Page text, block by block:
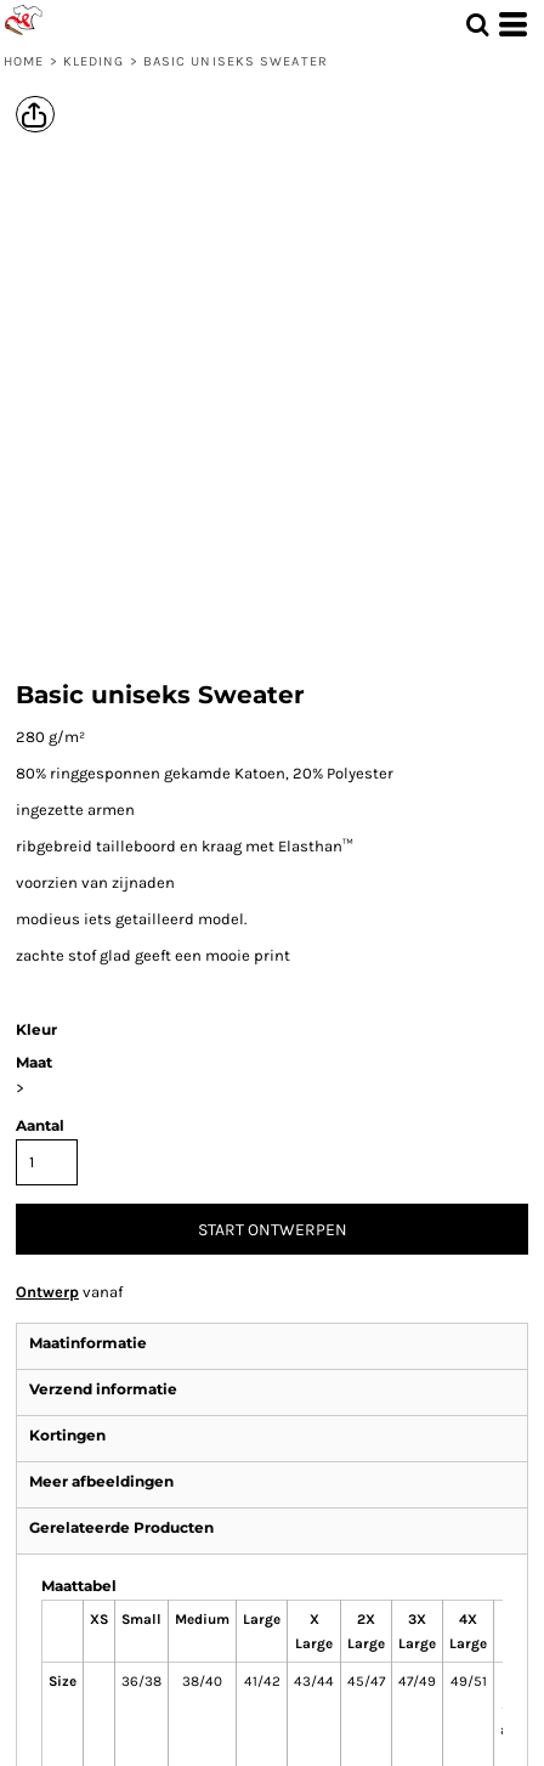
HOME > KLEDING > BASIC UNISEKS SWEATER
Basic uniseks Sweater
280 g/m²
80% ringgesponnen gekamde Katoen, 20% Polyester
ingezette armen
ribgebreid tailleboord en kraag met Elasthan™
voorzien van zijnaden
modieus iets getailleerd model.
zachte stof glad geeft een mooie print
Kleur
Maat
>
Aantal
START ONTWERPEN
Ontwerp vanaf
Maatinformatie
Verzend informatie
Kortingen
Meer afbeeldingen
Gerelateerde Producten
Maattabel
XS Small Medium Large
X
Large
2X
Large
3X
Large
4X
Large
Size 36/38 38/40 41/42 43/44 45/47 47/49 49/51
5XL